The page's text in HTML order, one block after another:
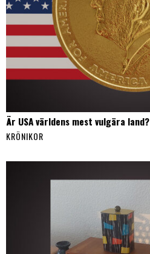
Är USA världens mest vulgära land?
KRÖNIKOR